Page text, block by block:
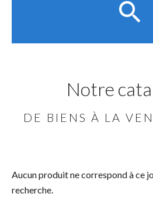
Notre
DE BIENS À LA
Aucun produit ne correspond à ce
recherche.